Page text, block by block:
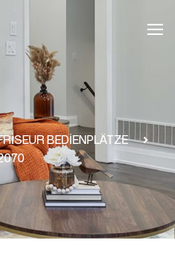
BEDİENPLÄTZE